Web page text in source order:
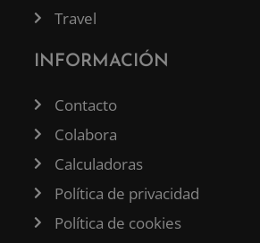
Travel
INFORMACIÓN
Contacto
Colabora
Calculadoras
Política de privacidad
Política de cookies